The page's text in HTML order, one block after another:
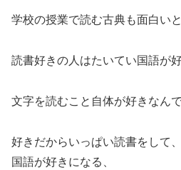
学校の授業で読む古典も面白い
読書好きの人はたいてい国語が好
文字を読むこと自体が好きなんで
好きだからいっぱい読書をして
国語が好きになる、